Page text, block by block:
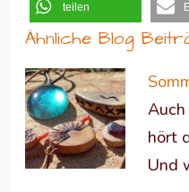
teilen
Ähnliche Blog
hört
Und